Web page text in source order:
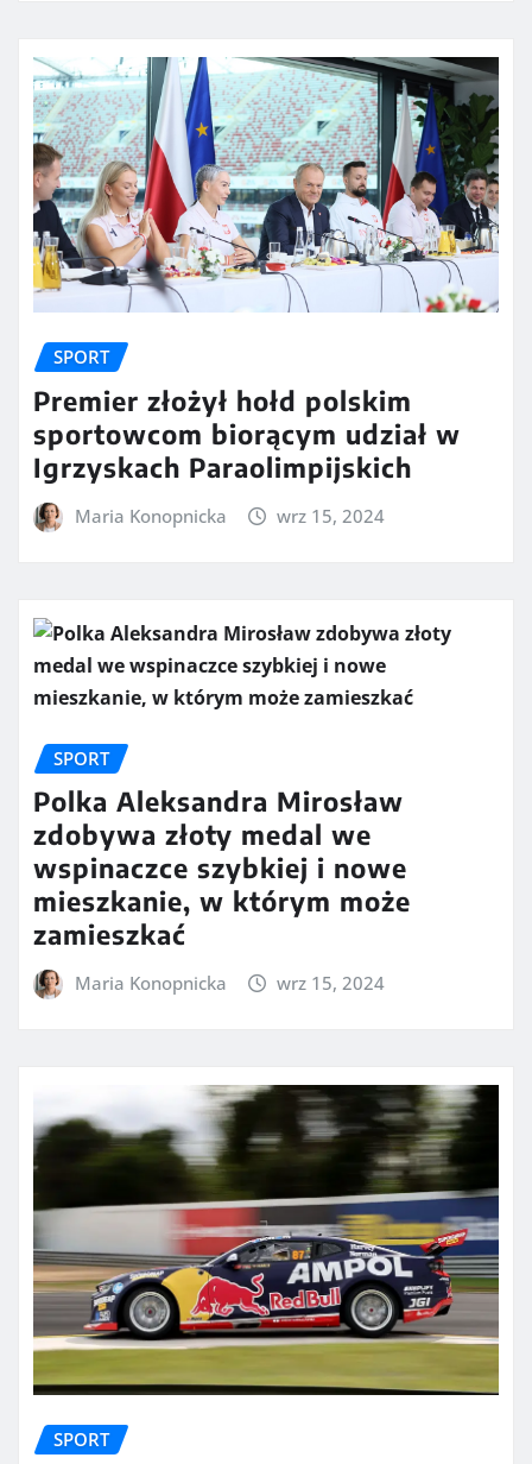
SPORT
Premier złożył hołd polskim
sportowcom biorącym udział w
Igrzyskach Paraolimpijskich
Maria Konopnicka wrz 15, 2024
SPORT
Polka Aleksandra Mirosław
zdobywa złoty medal we
wspinaczce szybkiej i nowe
mieszkanie, w którym może
zamieszkać
Maria Konopnicka wrz 15, 2024
SPORT